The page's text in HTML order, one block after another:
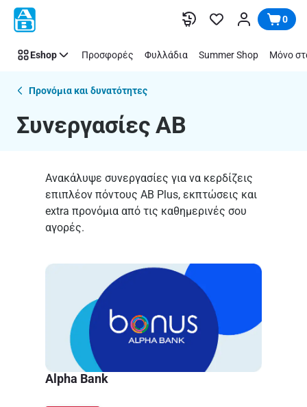
Παράλειψη
Συνεργασίες
0
Eshop Προσφορές Φυλλάδια Summer Shop Μόνο
Προνόμια και δυνατότητες
Συνεργασίες AB
Ανακάλυψε συνεργασίες για να κερδίζεις
επιπλέον πόντους AB Plus, εκπτώσεις και
extra προνόμια από τις καθημερινές σου
αγορές.
Alpha Bank